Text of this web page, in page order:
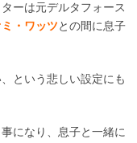
ーは元デルタフォース
・ワッツとの間に息子
という悲しい設定にも
になり、息子と一緒に